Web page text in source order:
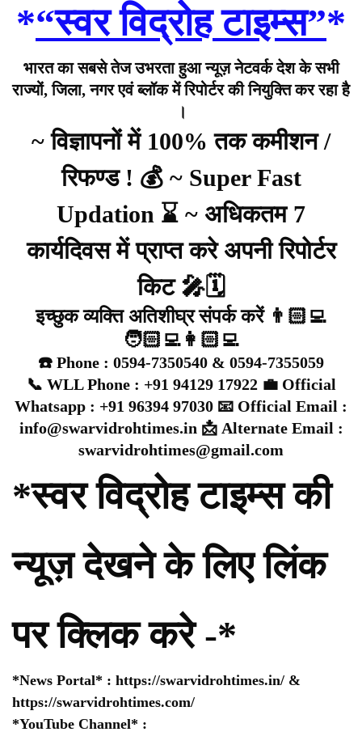
*“स्वर विद्रोह टाइम्स”*
भारत का सबसे तेज उभरता हुआ न्यूज़ नेटवर्क देश के सभी
राज्यों, जिला, नगर एवं ब्लॉक में रिपोर्टर की नियुक्ति कर रहा है
।
~ विज्ञापनों में 100% तक कमीशन /
रिफण्ड ! 💰 ~ Super Fast
Updation ⌛ ~ अधिकतम 7
कार्यदिवस में प्राप्त करे अपनी रिपोर्टर
किट 🎤🗓️
इच्छुक व्यक्ति अतिशीघ्र संपर्क करें 👨🏻‍💻
🧑🏻‍💻👩🏻‍💻
☎️ Phone : 0594-7350540 & 0594-7355059
📞 WLL Phone : +91 94129 17922 💼 Official
Whatsapp : +91 96394 97030 📧 Official Email :
info@swarvidrohtimes.in 📩 Alternate Email :
swarvidrohtimes@gmail.com
*स्वर विद्रोह टाइम्स की
न्यूज़ देखने के लिए लिंक
पर क्लिक करे -*
*News Portal* : https://swarvidrohtimes.in/ &
https://swarvidrohtimes.com/
*YouTube Channel* :